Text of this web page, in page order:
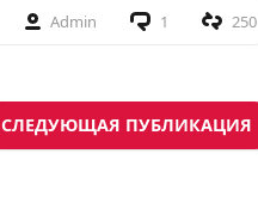
Admin 1 250
СЛЕДУЮЩАЯ ПУБЛИКАЦИЯ